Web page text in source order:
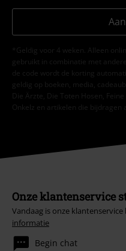
*Geldig voor 4 weken. Alleen
gebruikt in combinatie met
de code wordt de korting
geldig op boeken, media,
Die Ärzte, Die Toten Hosen,
Onkelz en artikelen die bijdragen
Onze klantenservice
Vandaag is onze
informatie
Begin chat